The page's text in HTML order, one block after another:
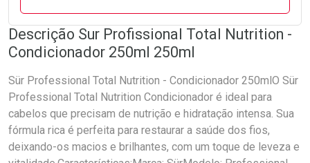
Descrição Sur Profissional Total Nutrition -
Condicionador 250ml 250ml
Sür Professional Total Nutrition - Condicionador 250mlO Sür
Professional Total Nutrition Condicionador é ideal para
cabelos que precisam de nutrição e hidratação intensa. Sua
fórmula rica é perfeita para restaurar a saúde dos fios,
deixando-os macios e brilhantes, com um toque de leveza e